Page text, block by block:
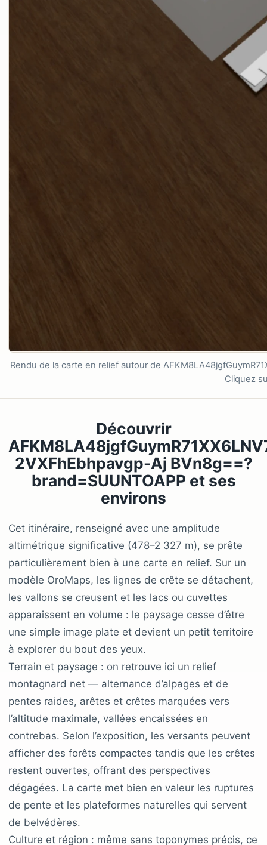
Rendu de la carte en relief autour de
Cliquez
Découvrir
2VXFhEbhpavgp-Aj BVn8g==?
brand=SUUNTOAPP et ses
environs
Cet itinéraire, renseigné avec une amplitude
altimétrique significative (478–2 327 m), se prête
particulièrement bien à une carte en relief. Sur un
modèle OroMaps, les lignes de crête se détachent,
les vallons se creusent et les lacs ou cuvettes
apparaissent en volume : le paysage cesse d’être
une simple image plate et devient un petit territoire
à explorer du bout des yeux.
Terrain et paysage : on retrouve ici un relief
montagnard net — alternance d’alpages et de
pentes raides, arêtes et crêtes marquées vers
l’altitude maximale, vallées encaissées en
contrebas. Selon l’exposition, les versants peuvent
afficher des forêts compactes tandis que les crêtes
restent ouvertes, offrant des perspectives
dégagées. La carte met bien en valeur les ruptures
de pente et les plateformes naturelles qui servent
de belvédères.
Culture et région : même sans toponymes précis, ce